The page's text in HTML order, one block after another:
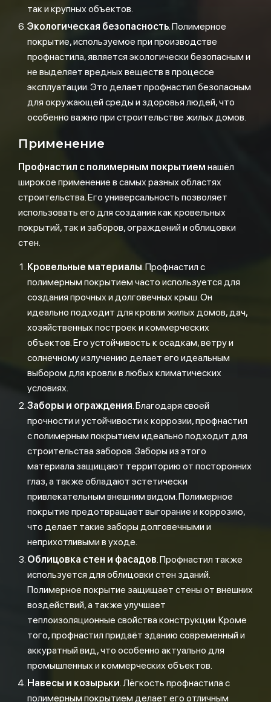
так и крупных объектов.
Экологическая безопасность. Полимерное
покрытие, используемое при производстве
профнастила, является экологически безопасным и
не выделяет вредных веществ в процессе
эксплуатации. Это делает профнастил безопасным
для окружающей среды и здоровья людей, что
особенно важно при строительстве жилых домов.
Применение
Профнастил с полимерным покрытием нашёл
широкое применение в самых разных областях
строительства. Его универсальность позволяет
использовать его для создания как кровельных
покрытий, так и заборов, ограждений и облицовки
стен.
Кровельные материалы. Профнастил с
полимерным покрытием часто используется для
создания прочных и долговечных крыш. Он
идеально подходит для кровли жилых домов, дач,
хозяйственных построек и коммерческих
объектов. Его устойчивость к осадкам, ветру и
солнечному излучению делает его идеальным
выбором для кровли в любых климатических
условиях.
Заборы и ограждения. Благодаря своей
прочности и устойчивости к коррозии, профнастил
с полимерным покрытием идеально подходит для
строительства заборов. Заборы из этого
материала защищают территорию от посторонних
глаз, а также обладают эстетически
привлекательным внешним видом. Полимерное
покрытие предотвращает выгорание и коррозию,
что делает такие заборы долговечными и
неприхотливыми в уходе.
Облицовка стен и фасадов. Профнастил также
используется для облицовки стен зданий.
Полимерное покрытие защищает стены от внешних
воздействий, а также улучшает
теплоизоляционные свойства конструкции. Кроме
того, профнастил придаёт зданию современный и
аккуратный вид, что особенно актуально для
промышленных и коммерческих объектов.
Навесы и козырьки. Лёгкость профнастила с
полимерным покрытием делает его отличным